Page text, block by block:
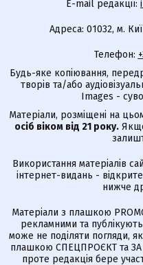
E-mail редакції:
Адреса: 01032, м.
Телефон:
Будь-яке копіювання,
творів та/або
Images -
Матеріали, розміщені на
осіб віком від 21 року.
Використання матеріалів
інтернет-видань -
нижче
Матеріали з плашкою
рекламними та
може не поділяти погляди,
плашкою СПЕЦПРОЄКТ та
проте редакція бере